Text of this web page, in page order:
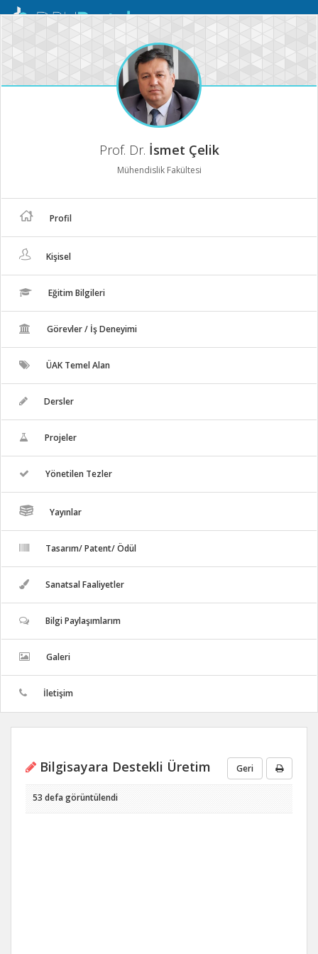
Mobil
Prof. Dr. İsmet Çelik
Mühendislik Fakültesi
Profil
Kişisel
Eğitim Bilgileri
Görevler / İş Deneyimi
ÜAK Temel Alan
Dersler
Projeler
Yönetilen Tezler
Yayınlar
Tasarım/ Patent/ Ödül
Sanatsal Faaliyetler
Bilgi Paylaşımlarım
Galeri
İletişim
Bilgisayara Destekli Üretim Geri
53 defa görüntülendi